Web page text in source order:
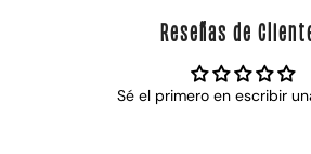
Reseñas de
Sé el primero en escribir